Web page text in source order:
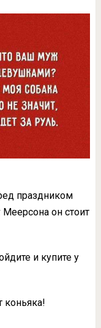
прaздником
Меерсонa он стоит
и купите у
коньякa!